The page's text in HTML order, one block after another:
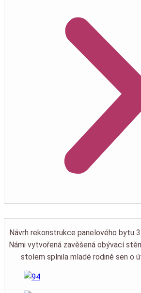
Návrh rekonstrukce panelového bytu
Námi vytvořená zavěšená obývací
stolem splnila mladé rodině sen o